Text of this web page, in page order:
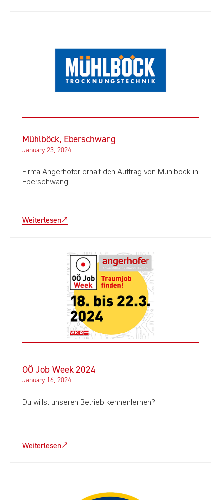
Mühlböck, Eberschwang
January 23, 2024
Firma Angerhofer erhält den Auftrag von Mühlböck in
Eberschwang
Weiterlesen
OÖ Job Week 2024
January 16, 2024
Du willst unseren Betrieb kennenlernen?
Weiterlesen